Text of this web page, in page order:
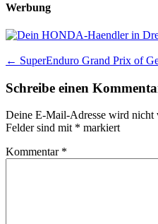
Werbung
Post
navigation
← SuperEnduro Grand Prix of
Schreibe einen
Deine E-Mail-Adresse wird nicht
Felder sind mit * markiert
Kommentar *